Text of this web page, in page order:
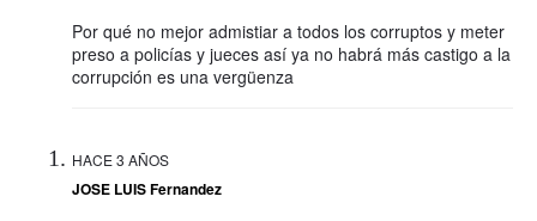
Por qué no mejor admistiar a todos los corruptos y meter
preso a policías y jueces así ya no habrá más castigo a la
corrupción es una vergüenza
HACE 3 AÑOS
JOSE LUIS Fernandez